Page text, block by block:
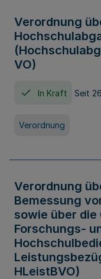
Verordnung
VO)
In Kraft Seit
Verordnung
Verordnung
Bemessung
sowie über
Forschungs-
HLeistBVO)